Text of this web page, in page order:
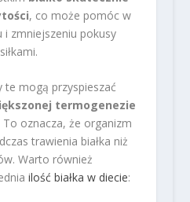
, co może pomóc w
zmniejszeniu pokusy
te mogą przyspieszać
termogenezie
To oznacza, że organizm
trawienia białka niż
Warto również
ilość białka w diecie: